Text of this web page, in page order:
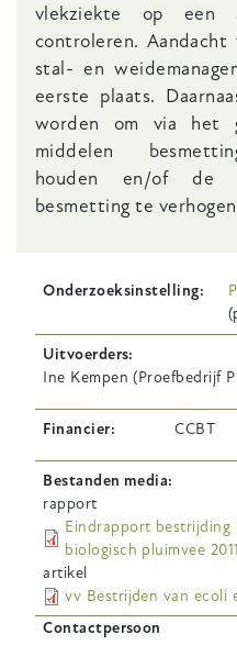
vlekziekte op een
controleren. Aandacht
stal- en
eerste plaats.
worden om via het
middelen
houden en/of de
besmetting te
Onderzoeksinstelling
Uitvoerders
Ine Kempen (Proefbedrijf
Financier CCBT
Bestanden media
rapport
Eindrapport bestrijding
biologisch pluimvee
artikel
vv Bestrijden van ecoli
Contactpersoon